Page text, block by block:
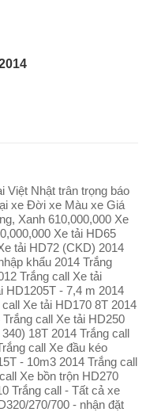
Việt Nhật trân trọng báo
xe Đời xe Màu xe Giá
Xanh 610,000,000 Xe
Xe tải HD65
tải HD72 (CKD) 2014
khẩu 2014 Trắng
Trắng call Xe tải
HD1205T - 7,4 m 2014
Xe tải HD170 8T 2014
call Xe tải HD250
18T 2014 Trắng call
call Xe đầu kéo
- 10m3 2014 Trắng call
Xe bồn trộn HD270
Trắng call - Tất cả xe
270/700 - nhận đặt